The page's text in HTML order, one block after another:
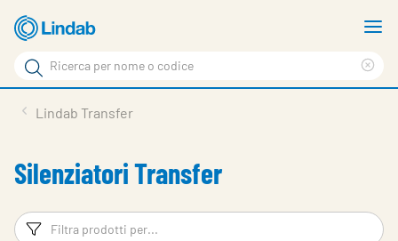
Vai
contenuto
principale
Cerca
Cerca
Soluzioni
Downloads
Lindab Transfer
Silenziatori Transfer
Filtri